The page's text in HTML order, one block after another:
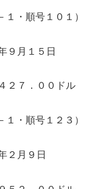
・順号１０１）
９月１５日
２７．００ドル
・順号１２３）
２月９日